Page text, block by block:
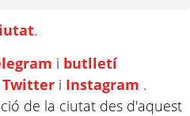
.
i butlletí
Twitter i Instagram .
de la ciutat des d'aquest